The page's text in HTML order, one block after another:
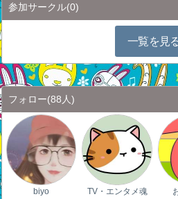
参加サークル(0)
一覧を見
フォロー(88人)
biyo TV・エンタメ魂